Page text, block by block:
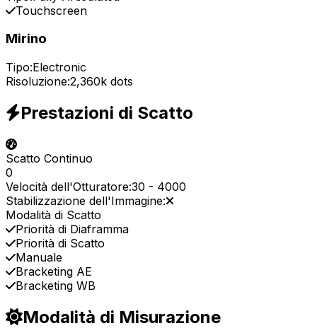
Touchscreen
Mirino
Tipo:Electronic
Risoluzione:2,360k dots
Prestazioni di Scatto
Scatto Continuo
0
Velocità dell'Otturatore:30 - 4000
Stabilizzazione dell'Immagine:
Modalità di Scatto
Priorità di Diaframma
Priorità di Scatto
Manuale
Bracketing AE
Bracketing WB
Modalità di Misurazione